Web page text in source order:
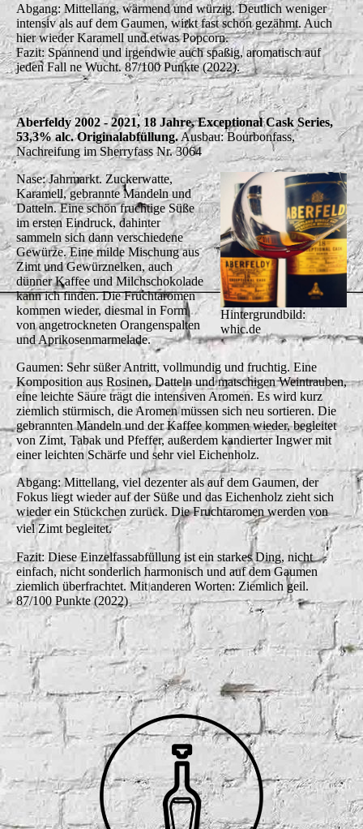
Abgang: Mittellang, wärmend und würzig. Deutlich weniger
intensiv als auf dem Gaumen, wirkt fast schon gezähmt. Auch
hier wieder Karamell und etwas Popcorn.
Fazit: Spannend und irgendwie auch spaßig, aromatisch auf
jeden Fall ne Wucht. 87/100 Punkte (2022).
Aberfeldy 2002 - 2021, 18 Jahre, Exceptional Cask Series,
53,3% alc. Originalabfüllung.Ausbau: Bourbonfass,
Nachreifung im Sherryfass Nr. 3064
Hintergrundbild:
whic.de
Nase: Jahrmarkt. Zuckerwatte,
Karamell, gebrannte Mandeln und
Datteln. Eine schön fruchtige Süße
im ersten Eindruck, dahinter
sammeln sich dann verschiedene
Gewürze. Eine milde Mischung aus
Zimt und Gewürznelken, auch
dünner Kaffee und Milchschokolade
kann ich finden. Die Fruchtaromen
kommen wieder, diesmal in Form
von angetrockneten Orangenspalten
und Aprikosenmarmelade.
Gaumen: Sehr süßer Antritt, vollmundig und fruchtig. Eine
Komposition aus Rosinen, Datteln und matschigen Weintrauben,
eine leichte Säure trägt die intensiven Aromen. Es wird kurz
ziemlich stürmisch, die Aromen müssen sich neu sortieren. Die
gebrannten Mandeln und der Kaffee kommen wieder, begleitet
von Zimt, Tabak und Pfeffer, außerdem kandierter Ingwer mit
einer leichten Schärfe und sehr viel Eichenholz.
Abgang: Mittellang, viel dezenter als auf dem Gaumen, der
Fokus liegt wieder auf der Süße und das Eichenholz zieht sich
wieder ein Stückchen zurück. Die Fruchtaromen werden von
viel Zimt begleitet.
Fazit: Diese Einzelfassabfüllung ist ein starkes Ding, nicht
einfach, nicht sonderlich harmonisch und auf dem Gaumen
ziemlich überfrachtet. Mit anderen Worten: Ziemlich geil.
87/100 Punkte (2022)